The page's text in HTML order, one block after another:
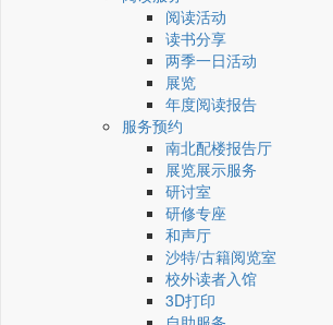
阅读活动
读书分享
两季一日活动
展览
年度阅读报告
服务预约
南北配楼报告厅
展览展示服务
研讨室
研修专座
和声厅
沙特/古籍阅览室
校外读者入馆
3D打印